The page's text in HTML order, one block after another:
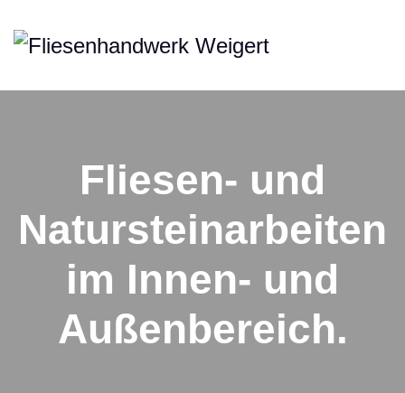
Fliesen- und
Natursteinarbeiten
im Innen- und
Außenbereich.